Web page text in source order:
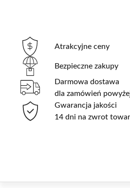
Atrakcyjne ceny
Bezpieczne zakupy
Darmowa dostawa
dla zamówień
Gwarancja jakości
14 dni na zwrot